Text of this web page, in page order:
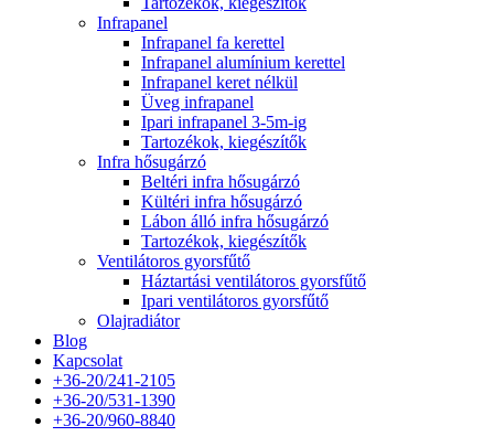
Infrapanel
Infrapanel fa kerettel
Infrapanel alumínium kerettel
Infrapanel keret nélkül
Üveg infrapanel
Ipari infrapanel 3-5m-ig
Tartozékok, kiegészítők
Infra hősugárzó
Beltéri infra hősugárzó
Kültéri infra hősugárzó
Lábon álló infra hősugárzó
Tartozékok, kiegészítők
Ventilátoros gyorsfűtő
Háztartási ventilátoros gyorsfűtő
Ipari ventilátoros gyorsfűtő
Olajradiátor
Blog
Kapcsolat
+36-20/241-2105
+36-20/531-1390
+36-20/960-8840